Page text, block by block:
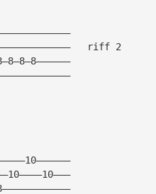
riff 2